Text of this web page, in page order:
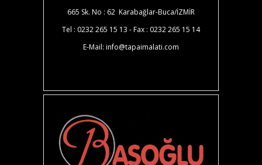
665 Sk. No : 62 Karabağlar-Buca/İZMİR
Tel : 0232 265 15 13 - Fax : 0232 265 15 14
E-Mail: info@tapaimalati.com